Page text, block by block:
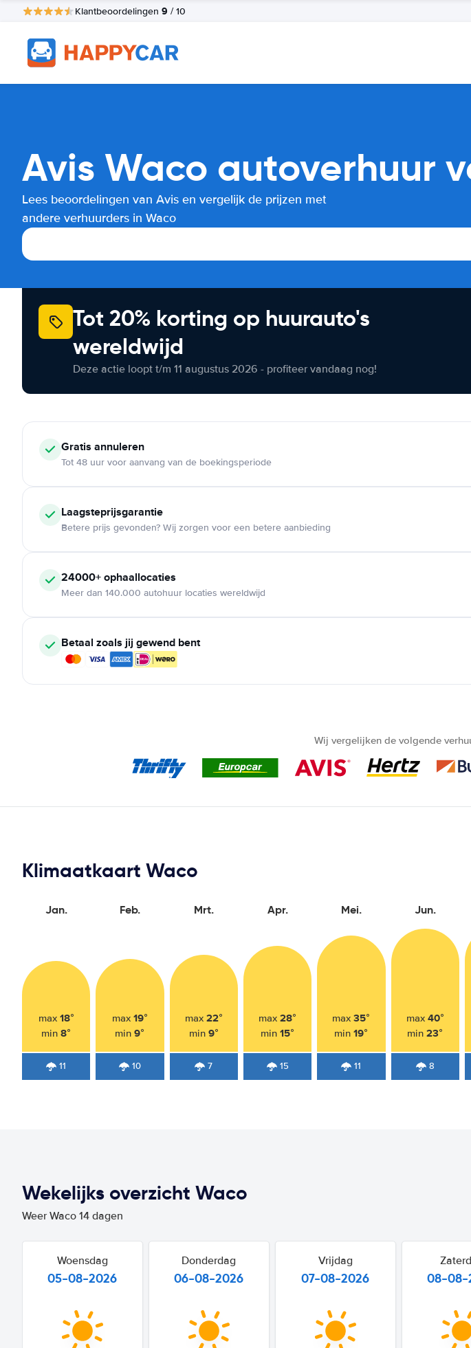
Klantbeoordelingen 9 / 10
Avis Waco autoverhuur
Lees beoordelingen van Avis en vergelijk de prijzen met
andere verhuurders in Waco
Tot 20% korting op huurauto's
wereldwijd
Deze actie loopt t/m 11 augustus 2026 - profiteer vandaag nog!
Gratis annuleren
Tot 48 uur voor aanvang van de boekingsperiode
Laagsteprijsgarantie
Betere prijs gevonden? Wij zorgen voor een betere aanbieding
24000+ ophaallocaties
Meer dan 140.000 autohuur locaties wereldwijd
Betaal zoals jij gewend bent
Wij vergelijken de volgende
Klimaatkaart Waco
Jan.
max 18°
min8°
11
Feb.
max 19°
min9°
10
Mrt.
max 22°
min 9°
7
Apr.
max28°
min15°
15
Mei.
max35°
min19°
11
Jun.
max 40°
min23°
8
Wekelijks overzicht Waco
Weer Waco 14 dagen
Woensdag
05-08-2026
Donderdag
06-08-2026
Vrijdag
07-08-2026 08-08-